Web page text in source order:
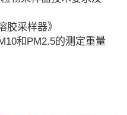
胶采样器》
和PM2.5的测定重量